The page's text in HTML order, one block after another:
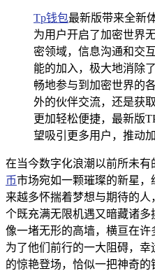
Tp钱包最新版带来全新
为用户开启了加密世界
密领域，信息沟通和交
能的加入，极大地消除
畅地参与到加密世界的
外的伙伴交流，还是获
更加轻松便捷，最新版
望吸引更多用户，推动
在当今数字化浪潮以前所未
币市场宛如一颗璀璨的新星
来越多怀揣着梦想与期待的
个既充满无限机遇又暗藏诸
像一堵无形的高墙，横亘在
为了他们前行的一大阻碍，幸
的惊艳登场，恰似一把神奇